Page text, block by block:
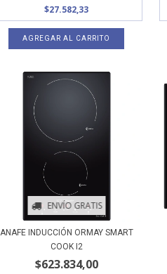
$27.582,33
ENVÍO GRATIS
ANAFE INDUCCIÓN ORMAY SMART
COOK I2
$623.834,00